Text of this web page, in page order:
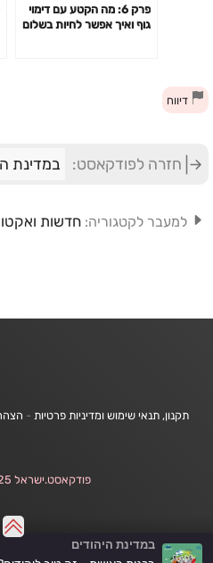
במדינת היהודים
פרק 6: מה הקטע עם דימוי
גוף ואיך אפשר לחיות בשלום
דיווח
חזרה לפודקאסט: במדינת
למעבר לקטגוריה: חדשות
תקנון, תנאי שימוש ומדיניות פרטיות -
פודקאסט.ישראל 2023-2025 ©